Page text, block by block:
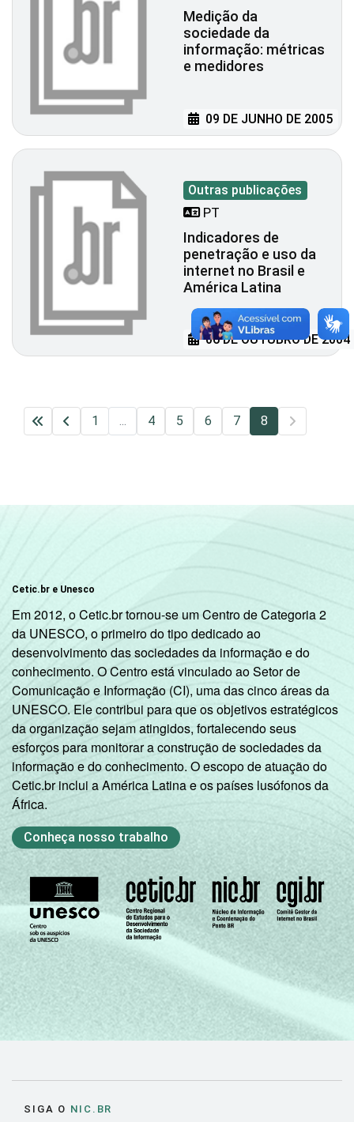
Medição da
sociedade da
informação: métricas
e medidores
09 DE JUNHO DE 2005
Outras publicações
PT
Indicadores de
penetração e uso da
internet no Brasil e
América Latina
06 DE OUTUBRO DE 2004
1 ... 4 5 6 7 8
Cetic.br e Unesco
Em 2012, o Cetic.br tornou-se um Centro de Categoria 2
da UNESCO, o primeiro do tipo dedicado ao
desenvolvimento das sociedades da informação e do
conhecimento. O Centro está vinculado ao Setor de
Comunicação e Informação (CI), uma das cinco áreas da
UNESCO. Ele contribui para que os objetivos estratégicos
da organização sejam atingidos, fortalecendo seus
esforços para monitorar a construção de sociedades da
informação e do conhecimento. O escopo de atuação do
Cetic.br inclui a América Latina e os países lusófonos da
África.
Conheça nosso trabalho
SIGA O NIC.BR